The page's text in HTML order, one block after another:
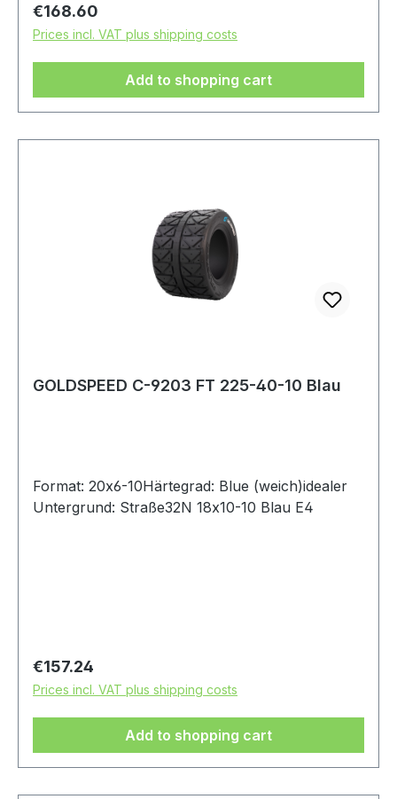
Regular price:
€168.60
Prices incl. VAT plus shipping costs
Add to shopping cart
GOLDSPEED C-9203 FT 225-40-10 Blau
Format: 20x6-10Härtegrad: Blue (weich)idealer
Untergrund: Straße32N 18x10-10 Blau E4
Regular price:
€157.24
Prices incl. VAT plus shipping costs
Add to shopping cart